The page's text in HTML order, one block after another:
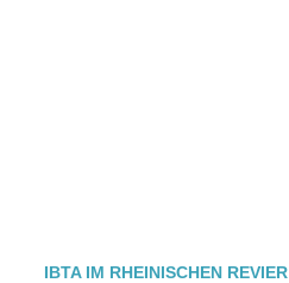
IBTA IM RHEINISCHEN REVIER